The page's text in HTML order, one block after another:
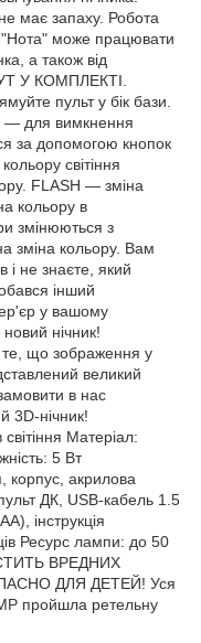
має запаху. Робота
"Нота" може працювати
а також від
У КОМПЛЕКТІ.
пульт у бік бази.
— для вимкнення
за допомогою кнопок
світіння
FLASH — зміна
кольору в
змінюються з
зміна кольору. Вам
і не знаєте, який
інший
у вашому
нічник!
те, що зображення у
великий
в нас
3D-нічник!
світіння Матеріал:
5 Вт
корпус, акрилова
ДК, USB-кабель 1.5
інструкція
Ресурс лампи: до 50
ВРЕДНИХ
ДЛЯ ДЕТЕЙ! Уся
пройшла ретельну